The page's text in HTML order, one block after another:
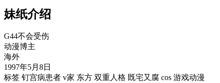
妹纸介绍
G44不会受伤
动漫博主
海外
1997年5月8日
标签 钉宫病患者 v家 东方 双重人格 既宅又腐 cos 游戏动漫